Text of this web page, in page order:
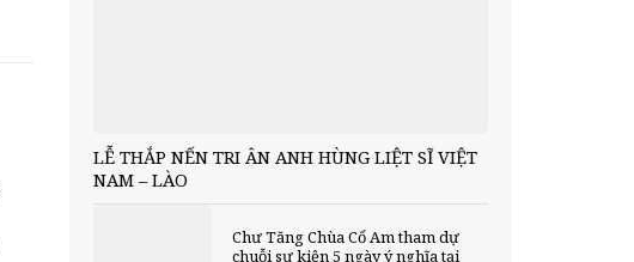
LỄ THẮP NẾN TRI ÂN ANH HÙNG LIỆT SĨ VIỆT
NAM – LÀO
Chư Tăng Chùa Cổ Am tham dự
chuỗi sự kiện 5 ngày ý nghĩa tại